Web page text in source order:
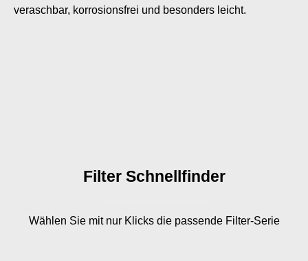
veraschbar, korrosionsfrei und besonders leicht.
Filter Schnellfinder
Wählen Sie mit nur Klicks die passende Filter-Serie